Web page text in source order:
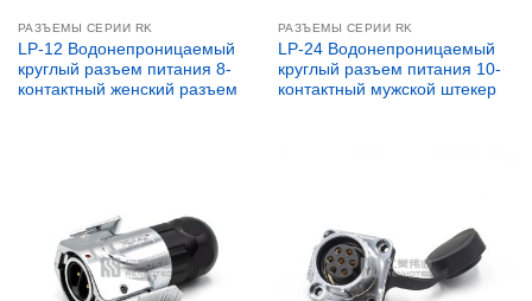
РАЗЪЕМЫ СЕРИИ RK
LP-12 Водонепроницаемый
круглый разъем питания 8-
контактный женский разъем
РАЗЪЕМЫ СЕРИИ RK
LP-24 Водонепроницаемый
круглый разъем питания 10-
контактный мужской штекер